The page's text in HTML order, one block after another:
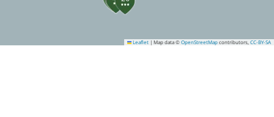
Leaflet | Map data © OpenStreetMap contributors, CC-BY-SA